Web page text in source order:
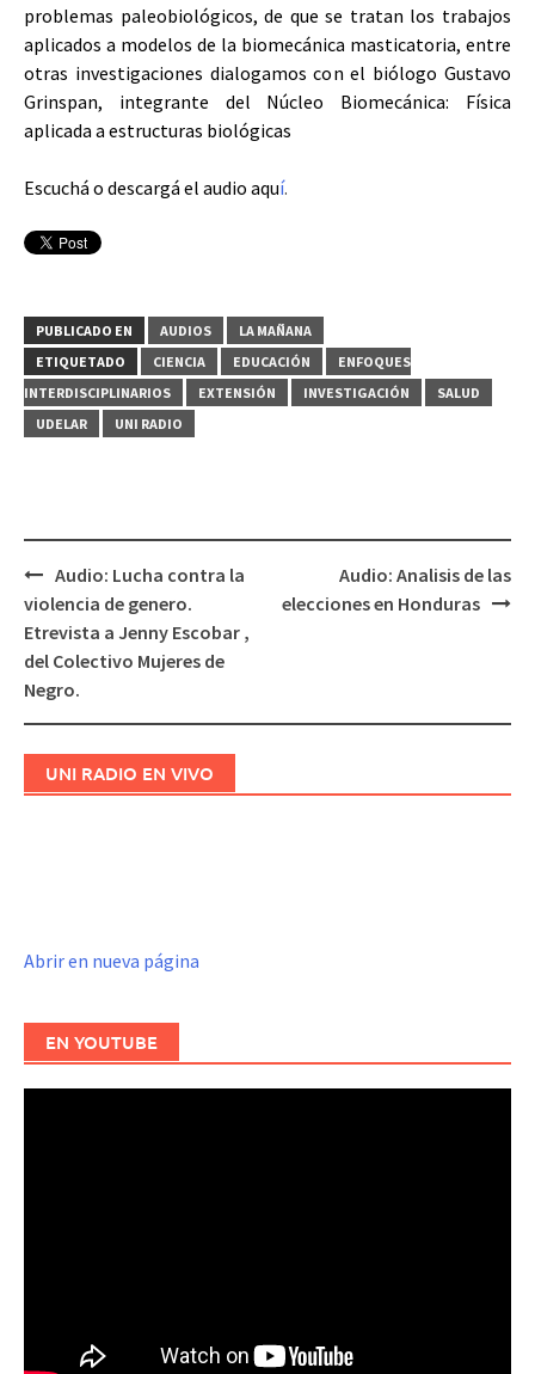
problemas paleobiológicos, de que se tratan los trabajos
aplicados a modelos de la biomecánica masticatoria, entre
otras investigaciones dialogamos con el biólogo Gustavo
Grinspan, integrante del Núcleo Biomecánica: Física
aplicada a estructuras biológicas
Escuchá o descargá el audio aquí.
PUBLICADO EN AUDIOS
LA MAÑANA
ETIQUETADO
CIENCIA EDUCACIÓN
ENFOQUES
INTERDISCIPLINARIOS
EXTENSIÓN INVESTIGACIÓN
SALUD
UDELAR
UNI RADIO
Navegación
de
entradas
Audio: Lucha contra la
violencia de genero.
Etrevista a Jenny Escobar ,
del Colectivo Mujeres de
Negro.
Audio: Analisis de las
elecciones en Honduras
UNI RADIO EN VIVO
Abrir en nueva página
EN YOUTUBE